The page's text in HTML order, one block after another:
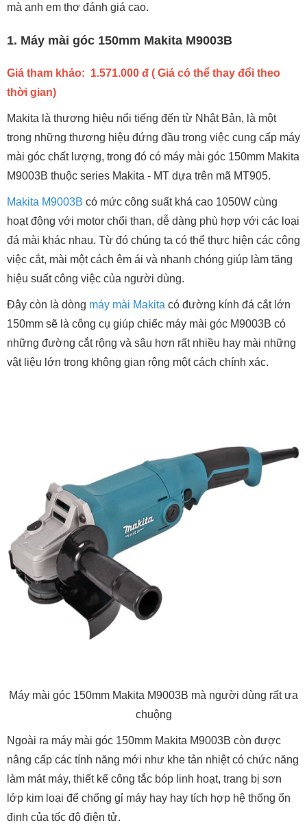
mà anh em thợ đánh giá cao.
1. Máy mài góc 150mm Makita M9003B
Giá tham khảo: 1.571.000 đ ( Giá có thể thay đổi theo
thời gian)
Makita là thương hiệu nổi tiếng đến từ Nhật Bản, là một
trong những thương hiệu đứng đầu trong việc cung cấp máy
mài góc chất lượng, trong đó có máy mài góc 150mm Makita
M9003B thuộc series Makita - MT dựa trên mã MT905.
Makita M9003B có mức công suất khá cao 1050W cùng
hoạt động với motor chổi than, dễ dàng phù hợp với các loại
đá mài khác nhau. Từ đó chúng ta có thể thực hiện các công
việc cắt, mài một cách êm ái và nhanh chóng giúp làm tăng
hiệu suất công việc của người dùng.
Đây còn là dòng máy mài Makita có đường kính đá cắt lớn
150mm sẽ là công cụ giúp chiếc máy mài góc M9003B có
những đường cắt rộng và sâu hơn rất nhiều hay mài những
vật liệu lớn trong không gian rộng một cách chính xác.
Máy mài góc 150mm Makita M9003B mà người dùng rất ưa
chuộng
Ngoài ra máy mài góc 150mm Makita M9003B còn được
nâng cấp các tính năng mới như khe tản nhiệt có chức năng
làm mát máy, thiết kế công tắc bóp linh hoạt, trang bị sơn
lớp kim loại để chống gỉ máy hay hay tích hợp hệ thống ổn
định của tốc độ điện tử.